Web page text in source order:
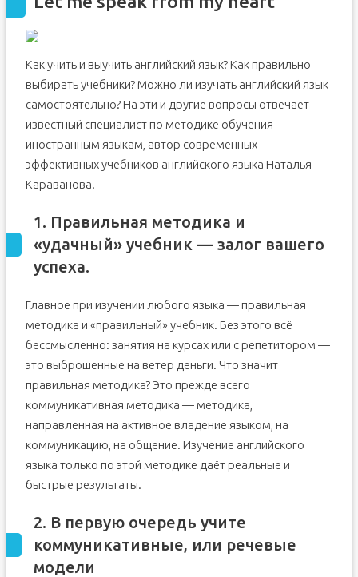
Как учить и выучить английский язык? Как правильно
выбирать учебники? Можно ли изучать английский язык
самостоятельно? На эти и другие вопросы отвечает
известный специалист по методике обучения
иностранным языкам, автор современных
эффективных учебников английского языка Наталья
Караванова.
1. Правильная методика и
«удачный» учебник — залог вашего
успеха.
Главное при изучении любого языка — правильная
методика и «правильный» учебник. Без этого всё
бессмысленно: занятия на курсах или с репетитором —
это выброшенные на ветер деньги. Что значит
правильная методика? Это прежде всего
коммуникативная методика — методика,
направленная на активное владение языком, на
коммуникацию, на общение. Изучение английского
языка только по этой методике даёт реальные и
быстрые результаты.
2. В первую очередь учите
коммуникативные, или речевые
модели